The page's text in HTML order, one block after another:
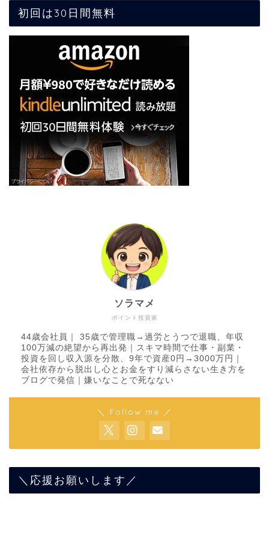
初回は30日間無料
ポイント投資家
ソラマメ
44歳会社員｜ 35歳で管理職→過労とうつで退職、年収
100万減の絶望から再出発｜スキマ時間で仕事・副業・
投資を回し収入源を分散、9年で資産0円→3000万円｜
会社依存から脱出し心とお金をすり減らさない生き方を
ブログで発信｜嫌いなことで死なない
＼ Follow me ／
＼応援お願いします／